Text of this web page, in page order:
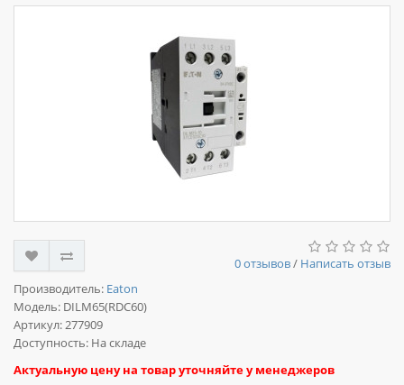
0 отзывов/ Написать отзыв
Производитель: Eaton
Модель: DILM65(RDC60)
Артикул: 277909
Доступность: На складе
Актуальную цену на товар уточняйте у менеджеров